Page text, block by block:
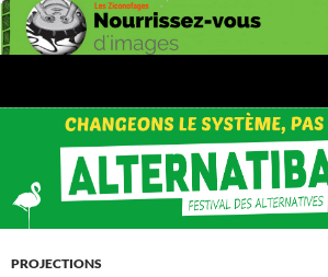
Aller
au
PROJECTIONS